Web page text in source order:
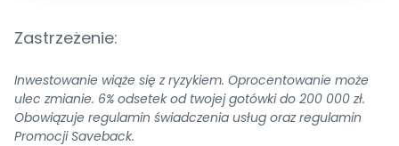
Zastrzeżenie:
Inwestowanie wiąże się z ryzykiem. Oprocentowanie może
ulec zmianie. 6% odsetek od twojej gotówki do 200 000 zł.
Obowiązuje regulamin świadczenia usług oraz regulamin
Promocji Saveback.